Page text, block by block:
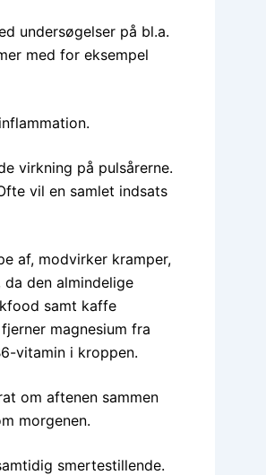
undersøgelser på bl.a.
med for eksempel
virkning på pulsårerne.
vil en samlet indsats
af, modvirker kramper,
den almindelige
samt kaffe
magnesium fra
vitamin i kroppen.
om aftenen sammen
morgenen.
smertestillende.